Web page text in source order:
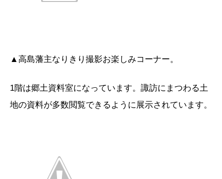
▲高島藩主なりきり撮影お楽しみコーナー。
1階は郷土資料室になっています。諏訪にまつわる土
地の資料が多数閲覧できるように展示されています。